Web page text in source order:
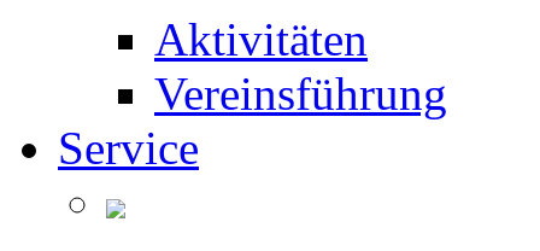
Aktivitäten
Vereinsführung
Service